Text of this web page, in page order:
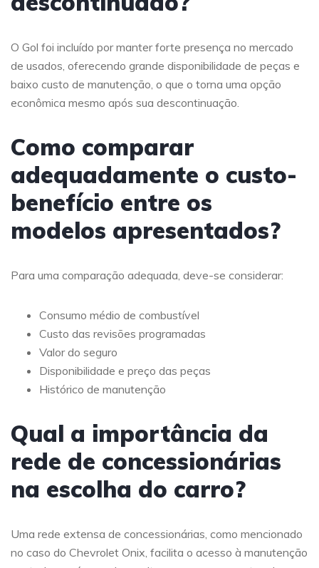
O Gol foi incluído por manter forte presença no mercado
de usados, oferecendo grande disponibilidade de peças e
baixo custo de manutenção, o que o torna uma opção
econômica mesmo após sua descontinuação.
Como comparar
adequadamente o custo-
benefício entre os
modelos apresentados?
Para uma comparação adequada, deve-se considerar:
Consumo médio de combustível
Custo das revisões programadas
Valor do seguro
Disponibilidade e preço das peças
Histórico de manutenção
Qual a importância da
rede de concessionárias
na escolha do carro?
Uma rede extensa de concessionárias, como mencionado
no caso do Chevrolet Onix, facilita o acesso à manutenção